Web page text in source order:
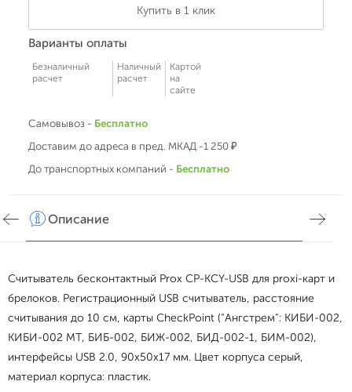
Купить в 1 клик
Варианты оплаты
Безналичный
расчет
Наличный
расчет
Картой
на
сайте
Самовывоз - Бесплатно
Доставим до адреса в пред. МКАД -1 250 ₽
До транспортных компаний - Бесплатно
Описание
Считыватель бесконтактный Prox CP-KCY-USB для proxi-карт и
брелоков. Регистрационный USB считыватель, расстояние
считывания до 10 см, карты CheckPoint ("Ангстрем": КИБИ-002,
КИБИ-002 МТ, БИБ-002, БИЖ-002, БИД-002-1, БИМ-002),
интерфейсы USB 2.0, 90х50х17 мм. Цвет корпуса серый,
материал корпуса: пластик.